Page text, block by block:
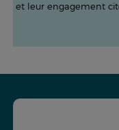
et leur engagement